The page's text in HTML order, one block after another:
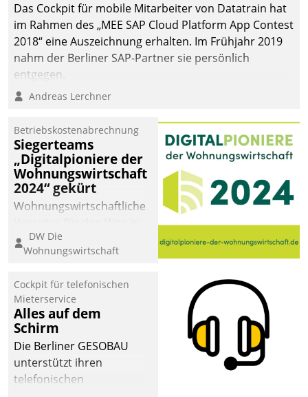
Das Cockpit für mobile Mitarbeiter von Datatrain hat
im Rahmen des „MEE SAP Cloud Platform App Contest
2018“ eine Auszeichnung erhalten. Im Frühjahr 2019
nahm der Berliner SAP-Partner sie persönlich
entgegen.
Andreas Lerchner
Betriebskostenabrechnung
Siegerteams
„Digitalpioniere der
Wohnungswirtschaft
2024“ gekürt
Wohnungswirtschaftliche
eine digitale Zukunft zu
finden, ist das Ziel des
der
Wohnungswirtschaft“.
Bewerben können sich
dafür ein Team
bestehend aus
Wohnungsunternehmen
und PropTech.
DW Die
Wohnungswirtschaft
Cockpit für telefonischen
Mieterservice
Alles auf dem
Schirm
Die Berliner GESOBAU
unterstützt ihren
telefonischen